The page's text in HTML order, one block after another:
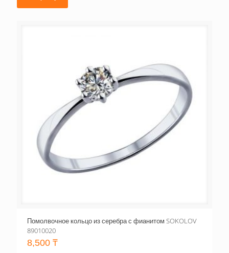
Помолвочное кольцо из серебра с фианитом SOKOLOV
89010020
8,500 ₸